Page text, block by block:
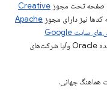
صفحه تحت مجوز Creative
کدها نیز دارای مجوز Apache
خطمشی‌های سایت Google
مراجعه کنید. جاوا علامت تجاری ثبت‌شده Oracle و/یا شرکت‌های